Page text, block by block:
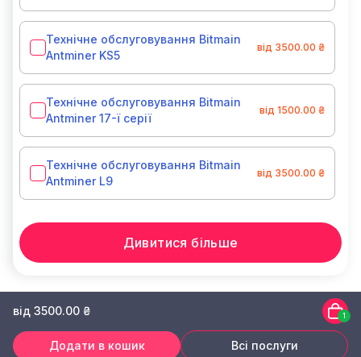
Технічне обслуговування Bitmain
Antminer KS5
від 3500.00 ₴
Технічне обслуговування Bitmain
Antminer 17-ї серії
від 1500.00 ₴
Технічне обслуговування Bitmain
Antminer L9
від 3500.00 ₴
Дивитися більше
від 3500.00 ₴ 1
Додати в кошик Всі послуги